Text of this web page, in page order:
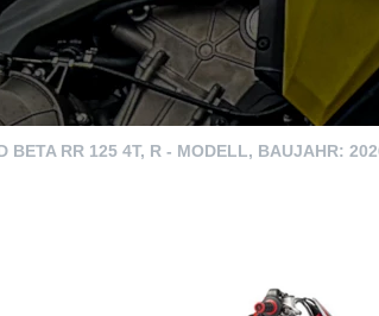
BETA RR 125 4T, R - MODELL, BAUJAHR: